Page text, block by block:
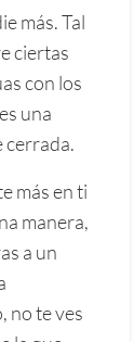
más. Tal
ciertas
con los
una
cerrada.
más en ti
manera,
a un
no te ves